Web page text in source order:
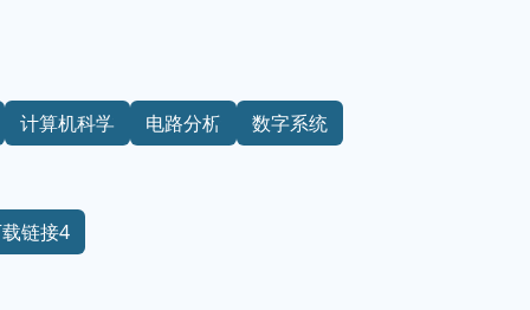
计算机科学 电路分析 数字系统
链接4